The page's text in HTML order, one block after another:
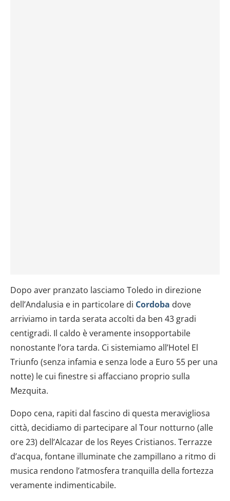
Dopo aver pranzato lasciamo Toledo in direzione
dell’Andalusia e in particolare di Cordoba dove
arriviamo in tarda serata accolti da ben 43 gradi
centigradi. Il caldo è veramente insopportabile
nonostante l’ora tarda. Ci sistemiamo all’Hotel El
Triunfo (senza infamia e senza lode a Euro 55 per una
notte) le cui finestre si affacciano proprio sulla
Mezquita.
Dopo cena, rapiti dal fascino di questa meravigliosa
città, decidiamo di partecipare al Tour notturno (alle
ore 23) dell’Alcazar de los Reyes Cristianos. Terrazze
d’acqua, fontane illuminate che zampillano a ritmo di
musica rendono l’atmosfera tranquilla della fortezza
veramente indimenticabile.